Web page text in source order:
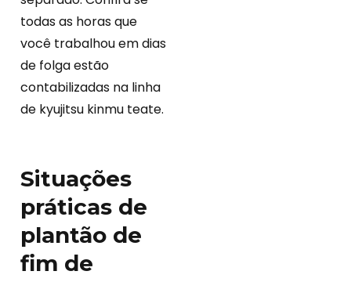
todas as horas que
você trabalhou em dias
de folga estão
contabilizadas na linha
de kyujitsu kinmu teate.
Situações
práticas de
plantão de
fim de